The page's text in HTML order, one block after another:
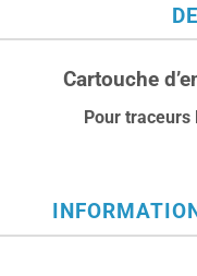
Cartouche
Pour traceurs